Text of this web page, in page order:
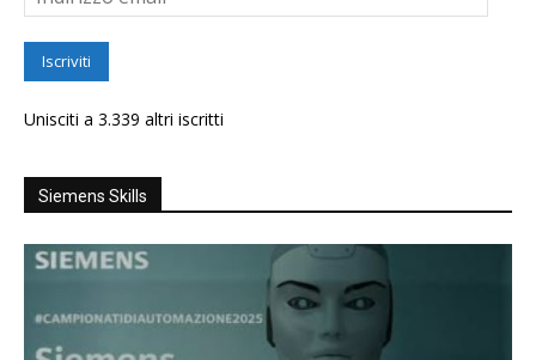
email
Iscriviti
Unisciti a 3.339 altri iscritti
Siemens Skills